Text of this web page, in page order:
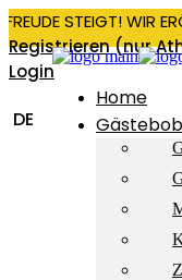
STEIGT! WIR
Registrieren (nur
Login
DE
Home